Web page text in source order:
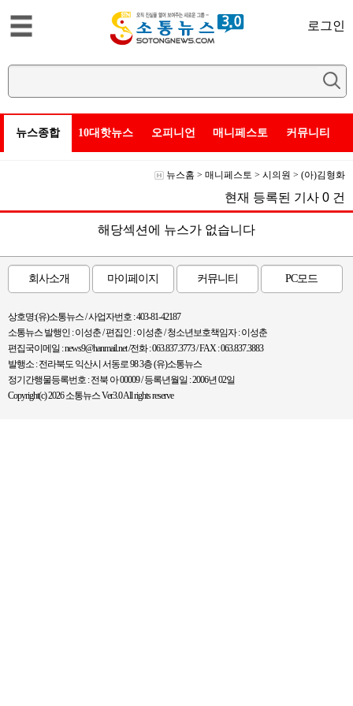
로그인
뉴스종합 10대핫뉴스 오피니언 매니페스토 커뮤니티
뉴스홈 > 매니페스토 > 시의원 > (아)김형화
현재 등록된 기사 0 건
해당섹션에 뉴스가 없습니다
회사소개 마이페이지 커뮤니티 PC모드
상호명:(유)소통뉴스 / 사업자번호 : 403-81-42187
소통뉴스 발행인 : 이성춘 / 편집인 : 이성춘 / 청소년보호책임자 : 이성춘
편집국이메일 : news9@hanmail.net /전화 : 063.837.3773 / FAX : 063.837.3883
발행소 : 전라북도 익산시 서동로 98 3층 (유)소통뉴스
정기간행물등록번호 : 전북 아 00009 / 등록년월일 : 2006년 02일
Copyright(c) 2026 소통뉴스 Ver3.0 All rights reserve